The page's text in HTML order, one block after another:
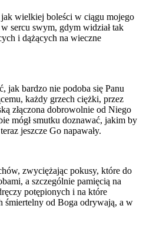
wielkiej boleści w ciągu mojego
sercu swym, gdym widział tak
i dążących na wieczne
jak bardzo nie podoba się Panu
każdy grzech ciężki, przez
złączona dobrowolnie od Niego
mógł smutku doznawać, jakim by
jeszcze Go napawały.
zwyciężając pokusy, które do
a szczególnie pamięcią na
potępionych i na które
śmiertelny od Boga odrywają, a w